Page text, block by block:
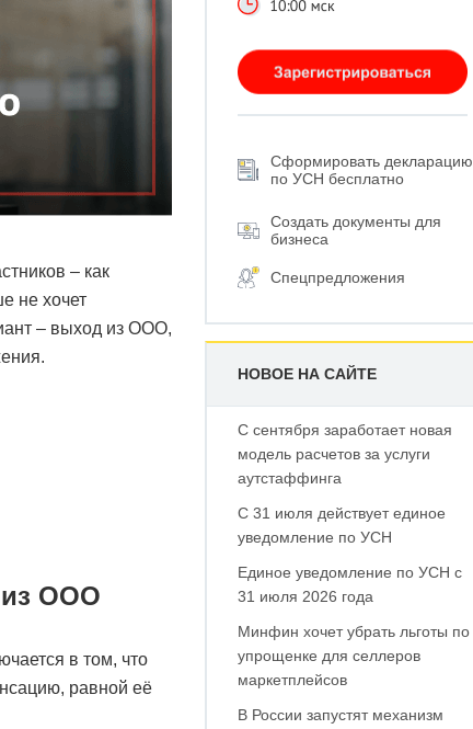
– как
не хочет
– выход из ООО,
из ООО
в том, что
равной её
Сформировать декларацию
по УСН бесплатно
Создать документы для
бизнеса
Спецпредложения
НОВОЕ НА САЙТЕ
С сентября заработает новая
модель расчетов за услуги
аутстаффинга
С 31 июля действует единое
уведомление по УСН
Единое уведомление по УСН с
31 июля 2026 года
Минфин хочет убрать льготы по
упрощенке для селлеров
маркетплейсов
В России запустят механизм